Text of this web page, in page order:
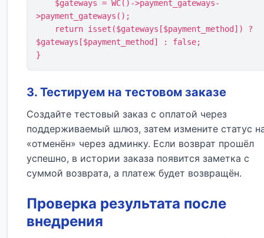
>payment_gateways();
$gateways[$payment_method] : false;
3. Тестируем на тестовом заказе
Создайте тестовый заказ с оплатой через
поддерживаемый шлюз, затем измените статус
«отменён» через админку. Если возврат прошёл
успешно, в истории заказа появится заметка с
суммой возврата, а платеж будет возвращён.
Проверка результата после
внедрения